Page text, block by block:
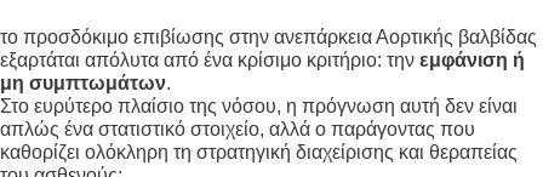
το προσδόκιμο επιβίωσης στην ανεπάρκεια Αορτικής βαλβίδας
εξαρτάται απόλυτα από ένα κρίσιμο κριτήριο: την εμφάνιση ή
μη συμπτωμάτων.
Στο ευρύτερο πλαίσιο της νόσου, η πρόγνωση αυτή δεν είναι
απλώς ένα στατιστικό στοιχείο, αλλά ο παράγοντας που
καθορίζει ολόκληρη τη στρατηγική διαχείρισης και θεραπείας